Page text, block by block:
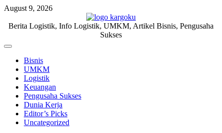
Skip
content
August 9, 2026
KARGOKU.ID
Berita Logistik, Info Logistik, UMKM, Artikel Bisnis, Pengusaha
Sukses
Off
CanvasBisnis
UMKM
Logistik
Keuangan
Pengusaha Sukses
Dunia Kerja
Editor’s Picks
Uncategorized